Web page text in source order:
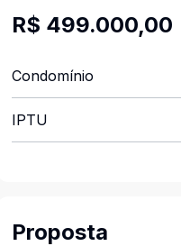
R$ 499.000,00
Condomínio
IPTU
Proposta